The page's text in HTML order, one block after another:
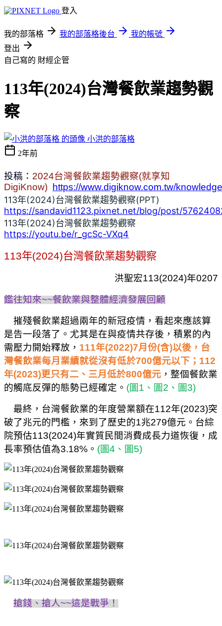
登入
我的部落格 我的部落格後台
我的帳號
登出
自己寫的 財經企管
113年(2024)台灣餐飲業趨勢觀
察
小洪的部落格
2年前
投稿： 2024台灣餐飲業趨勢觀察(就享知
DigiKnow)
https://www.digiknow.com.tw/
113年(2024)台灣餐飲業趨勢觀察(PPT)
https://sandavid1123.pixnet.net/blog/post/
113年(2024)台灣餐飲業趨勢觀察
https://youtu.be/r_gcSc-VXq4
113年(2024)台灣餐飲業趨勢觀察
洪聖宏113(2024)年0207
鑑往知來~~餐飲業與整體經濟發展回顧
摧殘餐飲業超過兩年的新冠疫情，看起來應該算
是告一段落了。尤其是在與疫情共存後，積累的內
需壓力開始釋放， 111年(2022)7月份(含)以後，台
灣餐飲業每月業績就從沒有低於700億元以下； 112
年(2023)更只有二、三月低於800億元 ，整個餐飲業
的觸底反彈的態勢已經確定。 (圖1 、圖2 、圖3)
最終，台灣餐飲業的年度營業額在112年(2023)突
破了兆元的門檻，來到了歷史的1兆279億元。台綜
院預估113(2024)年實質民間消費成長力道恢復，成
長率預估值為3.18% 。 (圖4 、圖5)
搶錢、搶人~~這是戰爭！